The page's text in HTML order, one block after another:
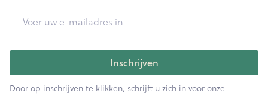
Inschrijven
Door op inschrijven te klikken, schrijft u zich in voor onze